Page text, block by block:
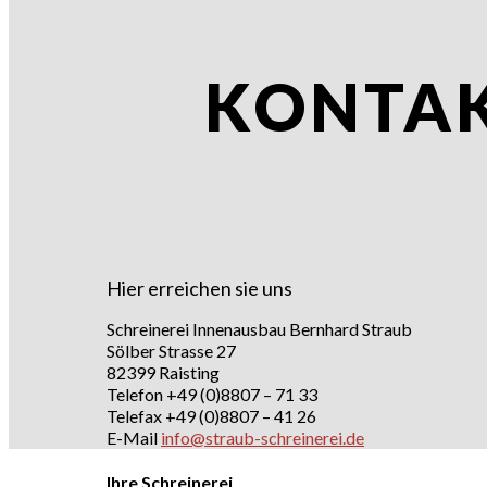
Hier erreichen sie uns
Schreinerei Innenausbau Bernhard Straub
Sölber Strasse 27
82399 Raisting
Telefon +49 (0)8807 – 71 33
Telefax +49 (0)8807 – 41 26
E-Mail info@straub-schreinerei.de
Ihre Schreinerei